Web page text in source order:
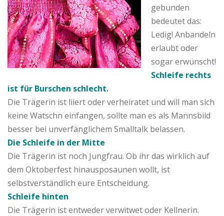
gebunden
bedeutet das:
Ledig! Anbandeln
erlaubt oder
sogar erwünscht!
Schleife rechts
ist für Burschen schlecht.
Die Trägerin ist liiert oder verheiratet und will man sich
keine Watschn einfangen, sollte man es als Mannsbild
besser bei unverfänglichem Smalltalk belassen.
Die Schleife in der Mitte
Die Trägerin ist noch Jungfrau. Ob ihr das wirklich auf
dem Oktoberfest hinausposaunen wollt, ist
selbstverständlich eure Entscheidung.
Schleife hinten
Die Trägerin ist entweder verwitwet oder Kellnerin.